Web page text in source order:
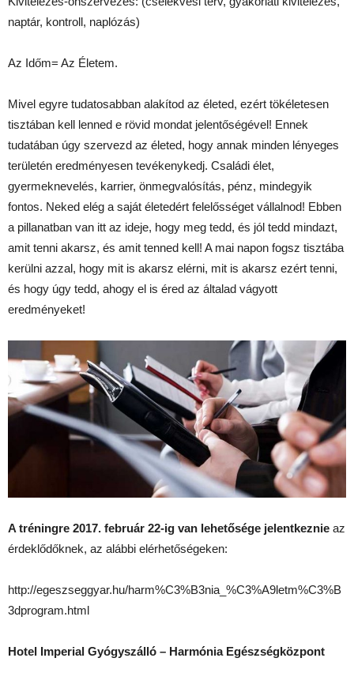
naptár, kontroll, naplózás)
Az Időm= Az Életem.
Mivel egyre tudatosabban alakítod az életed, ezért tökéletesen
tisztában kell lenned e rövid mondat jelentőségével! Ennek
tudatában úgy szervezd az életed, hogy annak minden lényeges
területén eredményesen tevékenykedj. Családi élet,
gyermeknevelés, karrier, önmegvalósítás, pénz, mindegyik
fontos. Neked elég a saját életedért felelősséget vállalnod! Ebben
a pillanatban van itt az ideje, hogy meg tedd, és jól tedd mindazt,
amit tenni akarsz, és amit tenned kell! A mai napon fogsz tisztába
kerülni azzal, hogy mit is akarsz elérni, mit is akarsz ezért tenni,
és hogy úgy tedd, ahogy el is éred az általad vágyott
eredményeket!
A tréningre 2017. február 22-ig van lehetősége jelentkeznie az
érdeklődőknek, az alábbi elérhetőségeken:
http://egeszseggyar.hu/harm%C3%B3nia_%C3%A9letm%C3%B
3dprogram.html
Hotel Imperial Gyógyszálló – Harmónia Egészségközpont